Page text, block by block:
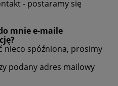
- postaramy się
mnie e-maile
nieco spóźniona, prosimy
podany adres mailowy